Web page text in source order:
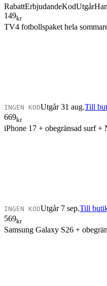
RabattErbjudandeKodUtgår
149kr
TV4 fotbollspaket hela
INGEN KODUtgår 31 aug.Till
669kr
iPhone 17 + obegränsad surf
INGEN KODUtgår 7 sep.Till
569kr
Samsung Galaxy S26 +